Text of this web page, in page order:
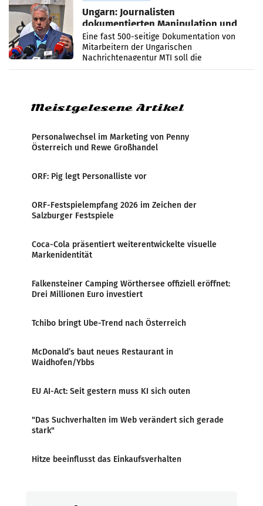
Ungarn: Journalisten
dokumentierten Manipulation und
Zensur
Eine fast 500-seitige Dokumentation von
Mitarbeitern der Ungarischen
Nachrichtenagentur MTI soll die
systematische Nachrichten-Manipulation und
Meistgelesene Artikel
Personalwechsel im Marketing von Penny
Österreich und Rewe Großhandel
ORF: Pig legt Personalliste vor
ORF-Festspielempfang 2026 im Zeichen der
Salzburger Festspiele
Coca-Cola präsentiert weiterentwickelte visuelle
Markenidentität
Falkensteiner Camping Wörthersee offiziell eröffnet:
Drei Millionen Euro investiert
Tchibo bringt Ube-Trend nach Österreich
McDonald’s baut neues Restaurant in
Waidhofen/Ybbs
EU AI-Act: Seit gestern muss KI sich outen
"Das Suchverhalten im Web verändert sich gerade
stark"
Hitze beeinflusst das Einkaufsverhalten